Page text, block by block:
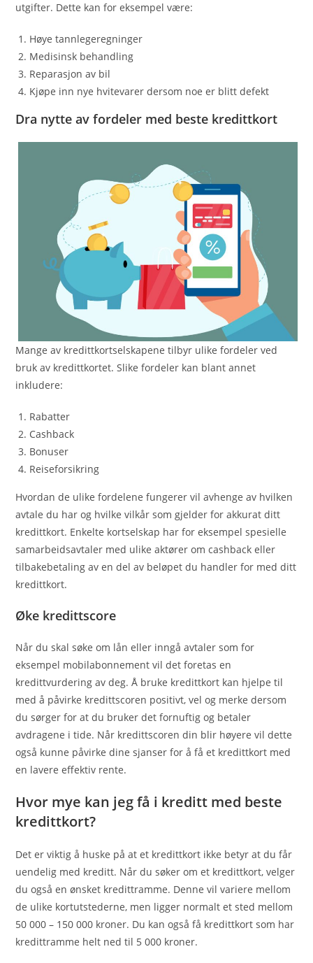
utgifter. Dette kan for eksempel være:
Høye tannlegeregninger
Medisinsk behandling
Reparasjon av bil
Kjøpe inn nye hvitevarer dersom noe er blitt defekt
Dra nytte av fordeler med beste kredittkort
Mange av kredittkortselskapene tilbyr ulike fordeler ved
bruk av kredittkortet. Slike fordeler kan blant annet
inkludere:
Rabatter
Cashback
Bonuser
Reiseforsikring
Hvordan de ulike fordelene fungerer vil avhenge av hvilken
avtale du har og hvilke vilkår som gjelder for akkurat ditt
kredittkort. Enkelte kortselskap har for eksempel spesielle
samarbeidsavtaler med ulike aktører om cashback eller
tilbakebetaling av en del av beløpet du handler for med ditt
kredittkort.
Øke kredittscore
Når du skal søke om lån eller inngå avtaler som for
eksempel mobilabonnement vil det foretas en
kredittvurdering av deg. Å bruke kredittkort kan hjelpe til
med å påvirke kredittscoren positivt, vel og merke dersom
du sørger for at du bruker det fornuftig og betaler
avdragene i tide. Når kredittscoren din blir høyere vil dette
også kunne påvirke dine sjanser for å få et kredittkort med
en lavere effektiv rente.
Hvor mye kan jeg få i kreditt med beste
kredittkort?
Det er viktig å huske på at et kredittkort ikke betyr at du får
uendelig med kreditt. Når du søker om et kredittkort, velger
du også en ønsket kredittramme. Denne vil variere mellom
de ulike kortutstederne, men ligger normalt et sted mellom
50 000 – 150 000 kroner. Du kan også få kredittkort som har
kredittramme helt ned til 5 000 kroner.